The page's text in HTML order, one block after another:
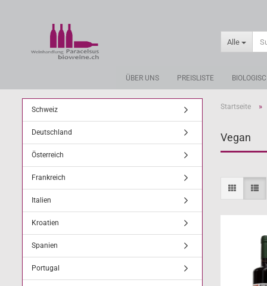
Alle
ÜBER UNS PREISLISTE
Startseite »
Vegan
Schweiz
Deutschland
Österreich
Frankreich
Italien
Kroatien
Spanien
Portugal